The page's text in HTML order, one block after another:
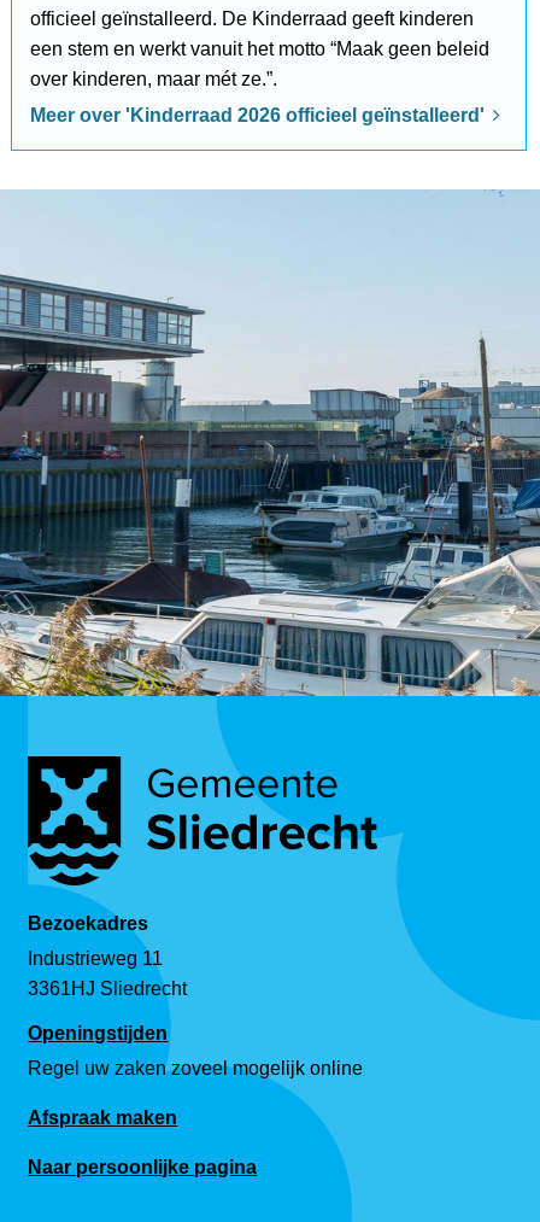
officieel geïnstalleerd. De Kinderraad geeft kinderen
een stem en werkt vanuit het motto “Maak geen beleid
over kinderen, maar mét ze.”.
Meer over 'Kinderraad 2026 officieel geïnstalleerd'
Bezoekadres
Industrieweg 11
3361HJ Sliedrecht
Openingstijden
Regel uw zaken zoveel mogelijk online
Afspraak maken
Naar persoonlijke pagina